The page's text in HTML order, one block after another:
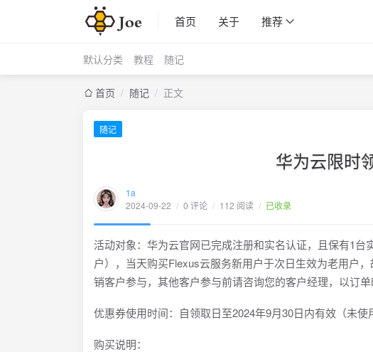
首页 关于 推荐
默认分类 教程 随记
首页 / 随记 / 正文
随记
华为云限时
1a
2024-09-22 / 0 评论 / 112 阅读 / 已收录
活动对象：华为云官网已完成注册和实名认证，且保有1
户），当天购买Flexus云服务新用户于次日生效为老用户
销客户参与，其他客户参与前请咨询您的客户经理，以订单
优惠券使用时间：自领取日至2024年9月30日内有效（未使
购买说明：